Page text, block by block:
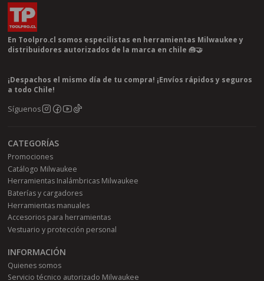
En Toolpro.cl somos especilistas en herramientas Milwaukee y
distribuidores autorizados de la marca en chile 🧰🤝
¡Despachos el mismo día de tu compra! ¡Envíos rápidos y seguros
a todo Chile!
Síguenos
CATEGORÍAS
Promociones
Catálogo Milwaukee
Herramientas Inalámbricas Milwaukee
Baterías y cargadores
Herramientas manuales
Accesorios para herramientas
Vestuario y protección personal
INFORMACIÓN
Quienes somos
Servicio técnico autorizado Milwaukee